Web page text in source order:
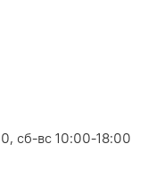
сб-вс 10:00-18:00